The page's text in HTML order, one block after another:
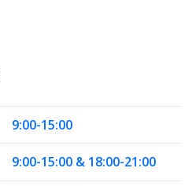
9:00-15:00
9:00-15:00 & 18:00-21:00